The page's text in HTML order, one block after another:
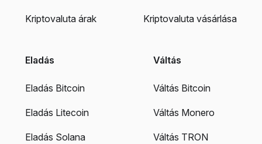
Kriptovaluta árak Kriptovaluta vásárlása
Eladás
Eladás Bitcoin
Eladás Litecoin
Eladás Solana
Váltás
Váltás Bitcoin
Váltás Monero
Váltás TRON